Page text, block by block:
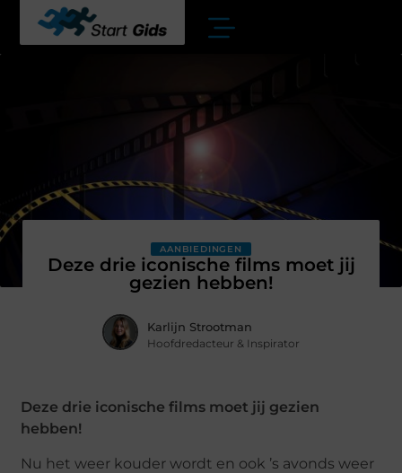
AANBIEDINGEN
Deze drie iconische films moet jij
gezien hebben!
Karlijn Strootman
Hoofdredacteur & Inspirator
Deze drie iconische films moet jij gezien
hebben!
Nu het weer kouder wordt en ook ’s avonds weer